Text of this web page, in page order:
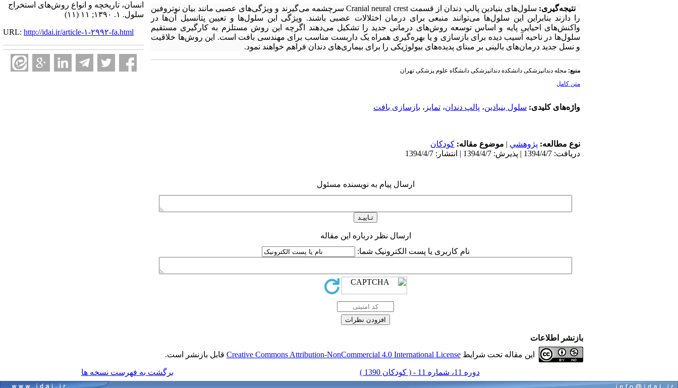
نتیجه‌گیری:
سلول‌های بنیادین پالپ دندان از قسمت Cranial neural crest سرچشمه می‌گیرند و ویژگی‌های عصبی مانند بیان نوتروفین
را دارند بنابراین این سلول‌ها می‌توانند منبعی برای درمان اختلالات عصبی باشند. ویژگی این سلول‌ها و تعیین پتانسیل آن‌ها در
واکنش‌های احیایی پایه و اساس توسعه روش‌های درمانی جدید را تشکیل می‌دهند اگرچه این روش مستلزم به کارگیری مستقیم
سلول‌ها در ناحیه آسیب دیده برای بازسازی و یا بهره‌گیری همراه یک داربست مناسب برای مهندسی بافت است. این روش‌ها خلاقیت
و نسل جدید درمان‌های بالینی بر مبنای پدیده‌های بیولوژیکی را برای بیماری‌های دندان فراهم خواهند نمود.
منبع: مجله دندانپزشکی دانشکده دندانپزشکی دانشگاه علوم پزشکی تهران
متن کامل
واژه‌های کلیدی: سلول بنیادین، پالپ دندان، تمایز ، بازسازی بافت
نوع مطالعه: پژوهشي | موضوع مقاله: کودکان
دریافت: 1394/4/7 | پذیرش: 1394/4/7 | انتشار: 1394/4/7
ارسال پیام به نویسنده مسئول
ارسال نظر درباره این مقاله
نام کاربری یا پست الکترونیک شما:
انسان، تاریخچه و انواع روش‌های استخراج
سلول. ۱. ۱۳۹۰; ۱۱ (۱۱)
URL: http://idai.ir/article-۱-۲۹۹۲-fa.html
بازنشر اطلاعات
این مقاله تحت شرایط Creative Commons Attribution-NonCommercial 4.0 International License قابل بازنشر است.
دوره 11، شماره 11 - ( کودکان 1390 ) برگشت به فهرست نسخه ها